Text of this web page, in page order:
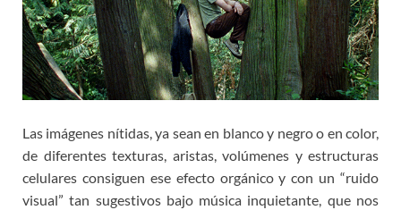
Las imágenes nítidas, ya sean en blanco y negro o en color,
de diferentes texturas, aristas, volúmenes y estructuras
celulares consiguen ese efecto orgánico y con un “ruido
visual” tan sugestivos bajo música inquietante, que nos